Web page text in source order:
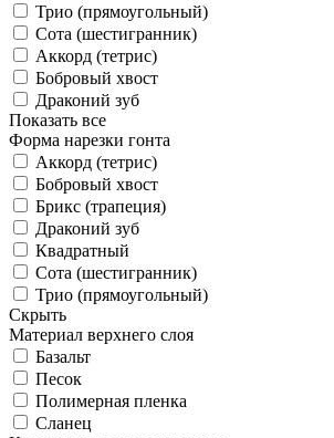
Трио (прямоугольный)
Сота (шестигранник)
Аккорд (тетрис)
Бобровый хвост
Драконий зуб
Показать все
Форма нарезки гонта
Аккорд (тетрис)
Бобровый хвост
Брикс (трапеция)
Драконий зуб
Квадратный
Сота (шестигранник)
Трио (прямоугольный)
Скрыть
Материал верхнего слоя
Базальт
Песок
Полимерная пленка
Сланец